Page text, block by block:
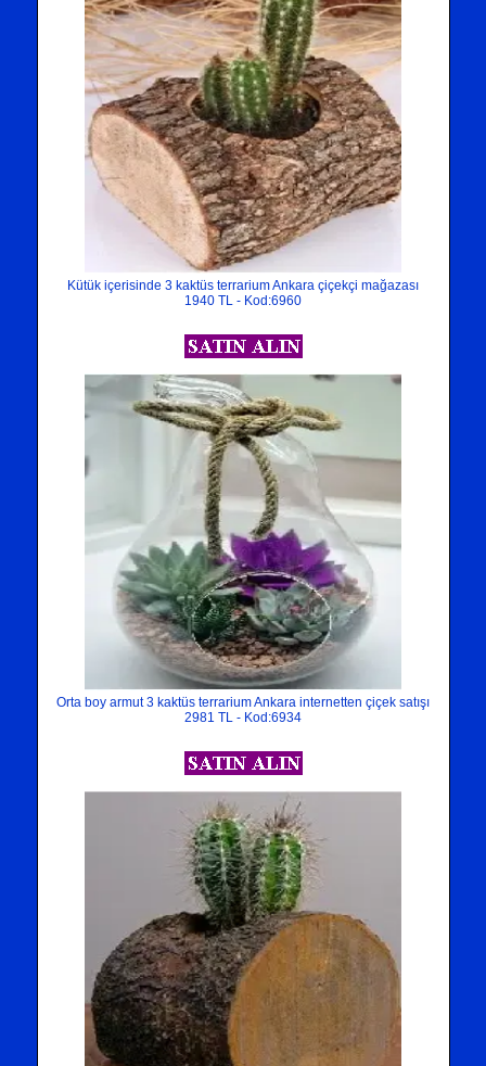
Kütük içerisinde 3 kaktüs terrarium Ankara çiçekçi mağazası
1940 TL - Kod:6960
Orta boy armut 3 kaktüs terrarium Ankara internetten çiçek satışı
2981 TL - Kod:6934